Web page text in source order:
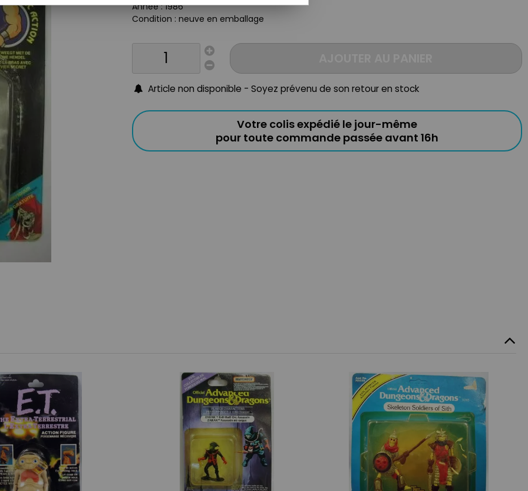
Année : 1986
Condition : neuve en emballage
Article non disponible - Soyez prévenu de son retour en stock
Votre colis expédié le jour-même
pour toute commande passée avant 16h